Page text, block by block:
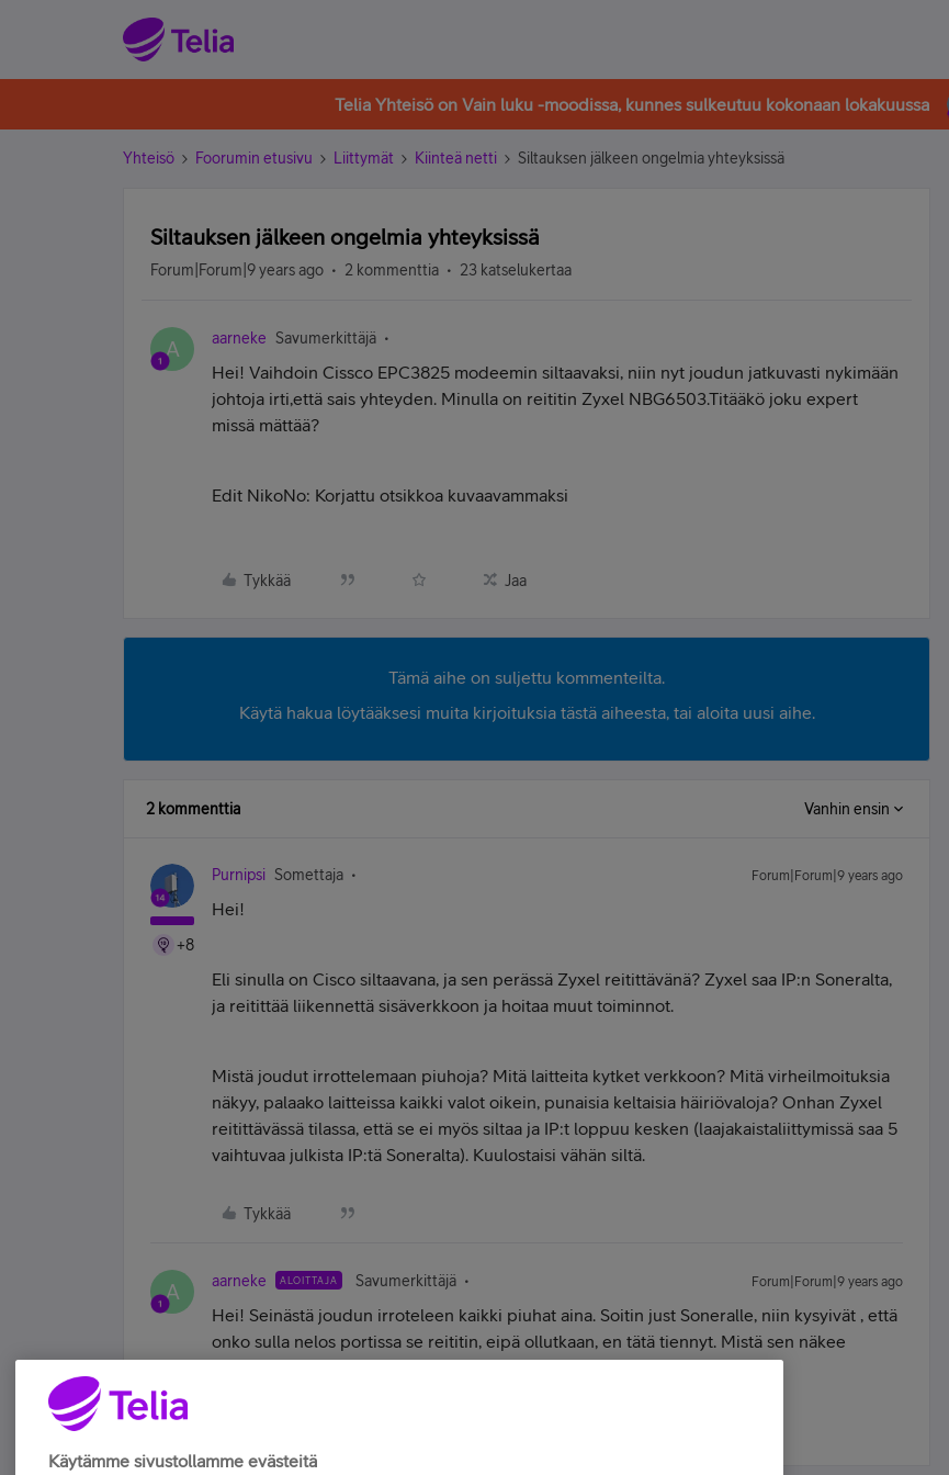
Telia Yhteisö on Vain luku -moodissa, kunnes sulkeutuu kokonaan lokakuussa
Yhteisö Foorumin etusivu Liittymät Kiinteä netti Siltauksen jälkeen ongelmia yhteyksissä
Siltauksen jälkeen ongelmia yhteyksissä
Forum|Forum|9 years ago 2 kommenttia 23 katselukertaa
A aarneke Savumerkittäjä
Hei! Vaihdoin Cissco EPC3825 modeemin siltaavaksi, niin nyt joudun jatkuvasti nykimään
johtoja irti,että sais yhteyden. Minulla on reititin Zyxel NBG6503.Titääkö joku expert
missä mättää?
Edit NikoNo: Korjattu otsikkoa kuvaavammaksi
Tykkää Jaa
Tämä aihe on suljettu kommenteilta.
Käytä hakua löytääksesi muita kirjoituksia tästä aiheesta, tai aloita uusi aihe.
2 kommenttia Vanhin ensin
+8
Purnipsi Somettaja Forum|Forum|9 years ago
Hei!
Eli sinulla on Cisco siltaavana, ja sen perässä Zyxel reitittävänä? Zyxel saa IP:n Soneralta,
ja reitittää liikennettä sisäverkkoon ja hoitaa muut toiminnot.
Mistä joudut irrottelemaan piuhoja? Mitä laitteita kytket verkkoon? Mitä virheilmoituksia
näkyy, palaako laitteissa kaikki valot oikein, punaisia keltaisia häiriövaloja? Onhan Zyxel
reitittävässä tilassa, että se ei myös siltaa ja IP:t loppuu kesken (laajakaistaliittymissä saa 5
vaihtuvaa julkista IP:tä Soneralta). Kuulostaisi vähän siltä.
Tykkää
A aarneke ALOITTAJA Savumerkittäjä Forum|Forum|9 years ago
Hei! Seinästä joudun irroteleen kaikki piuhat aina. Soitin just Soneralle, niin kysyivät , että
onko sulla nelos portissa se reititin, eipä ollutkaan, en tätä tiennyt. Mistä sen näkee
Käytämme sivustollamme evästeitä